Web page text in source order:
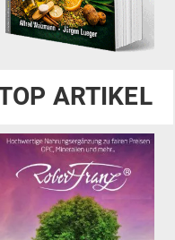
ARTIKEL